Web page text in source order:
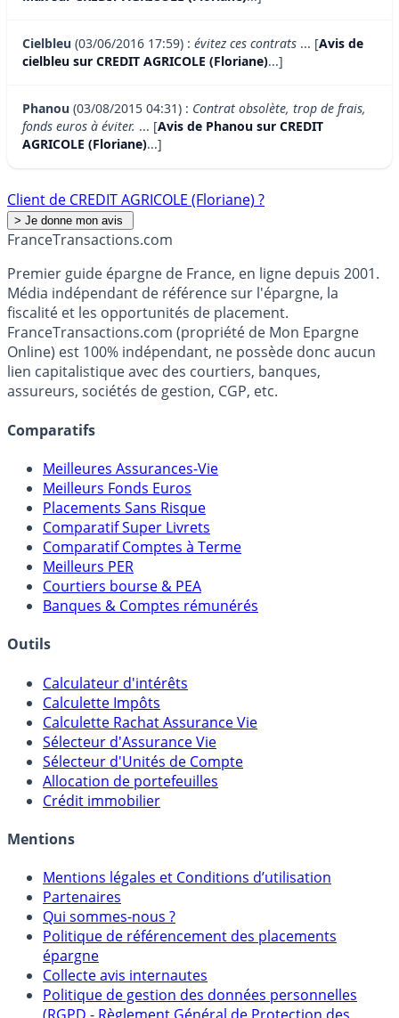
Cielbleu (03/06/2016 17:59) : évitez ces contrats ... [Avis de
cielbleu sur CREDIT AGRICOLE (Floriane)...]
Phanou (03/08/2015 04:31) : Contrat obsolète, trop de frais,
fonds euros à éviter. ... [Avis de Phanou sur CREDIT
AGRICOLE (Floriane)...]
Client de CREDIT AGRICOLE (Floriane) ?
FranceTransactions.com
Premier guide épargne de France, en ligne depuis 2001.
Média indépendant de référence sur l'épargne, la
fiscalité et les opportunités de placement.
FranceTransactions.com (propriété de Mon Epargne
Online) est 100% indépendant, ne possède donc aucun
lien capitalistique avec des courtiers, banques,
assureurs, sociétés de gestion, CGP, etc.
Comparatifs
Meilleures Assurances-Vie
Meilleurs Fonds Euros
Placements Sans Risque
Comparatif Super Livrets
Comparatif Comptes à Terme
Meilleurs PER
Courtiers bourse & PEA
Banques & Comptes rémunérés
Outils
Calculateur d'intérêts
Calculette Impôts
Calculette Rachat Assurance Vie
Sélecteur d'Assurance Vie
Sélecteur d'Unités de Compte
Allocation de portefeuilles
Crédit immobilier
Mentions
Mentions légales et Conditions d’utilisation
Partenaires
Qui sommes-nous ?
Politique de référencement des placements
épargne
Collecte avis internautes
Politique de gestion des données personnelles